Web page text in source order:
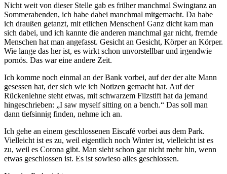
Nicht weit von dieser Stelle gab es früher manchmal Swingtanz an
Sommerabenden, ich habe dabei manchmal mitgemacht. Da habe
ich draußen getanzt, mit etlichen Menschen! Ganz dicht kam man
sich dabei, und ich kannte die anderen manchmal gar nicht, fremde
Menschen hat man angefasst. Gesicht an Gesicht, Körper an Körper.
Wie lange das her ist, es wirkt schon unvorstellbar und irgendwie
pornös. Das war eine andere Zeit.
Ich komme noch einmal an der Bank vorbei, auf der der alte Mann
gesessen hat, der sich wie ich Notizen gemacht hat. Auf der
Rückenlehne steht etwas, mit schwarzem Filzstift hat da jemand
hingeschrieben: „I saw myself sitting on a bench.“ Das soll man
dann tiefsinnig finden, nehme ich an.
Ich gehe an einem geschlossenen Eiscafé vorbei aus dem Park.
Vielleicht ist es zu, weil eigentlich noch Winter ist, vielleicht ist es
zu, weil es Corona gibt. Man sieht schon gar nicht mehr hin, wenn
etwas geschlossen ist. Es ist sowieso alles geschlossen.